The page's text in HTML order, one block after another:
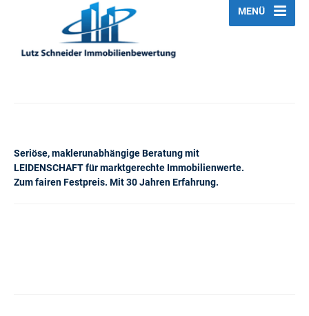
Seriöse, maklerunabhängige Beratung mit
LEIDENSCHAFT für marktgerechte Immobilienwerte.
Zum fairen Festpreis. Mit 30 Jahren Erfahrung.
MENÜ